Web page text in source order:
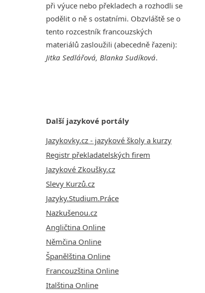
při výuce nebo překladech a rozhodli se
podělit o ně s ostatními. Obzvláště se o
tento rozcestník francouzských
materiálů zasloužili (abecedně řazeni):
Jitka Sedlářová, Blanka Sudíková.
Další jazykové portály
Jazykovky.cz - jazykové školy a kurzy
Registr překladatelských firem
Jazykové Zkoušky.cz
Slevy Kurzů.cz
Jazyky.Studium.Práce
Nazkušenou.cz
Angličtina Online
Němčina Online
Španělština Online
Francouzština Online
Italština Online